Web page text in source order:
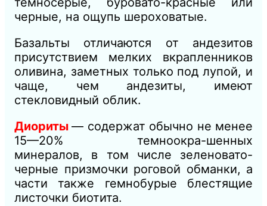
черные, на ощупь шероховатые.
Базальты отличаются от андезитов
присутствием мелких вкрапленников
оливина, заметных только под лупой, и
чаще, чем андезиты, имеют
стекловидный облик.
Диориты— содержат обычно не менее
15—20% темноокра-шенных
минералов, в том числе зеленовато-
черные призмочки роговой обманки, а
части также гемнобурые блестящие
листочки биотита.